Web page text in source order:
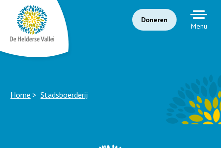
Doneren
Menu
Home Stadsboerderij